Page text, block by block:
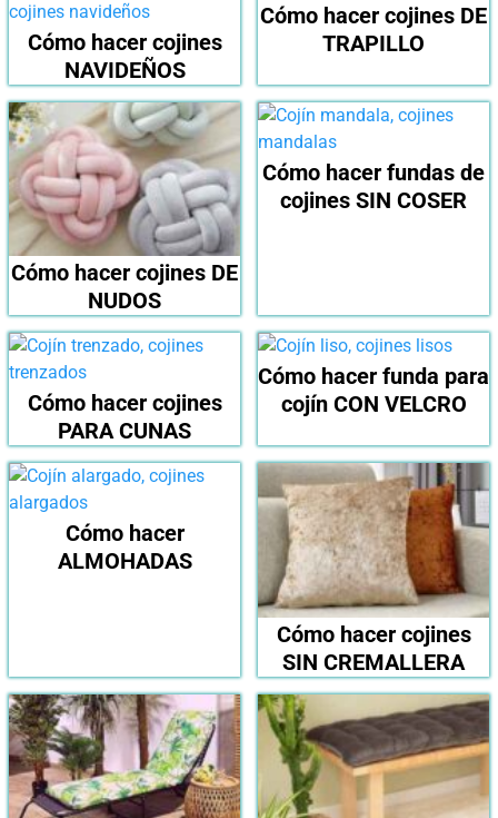
Cómo hacer cojines
NAVIDEÑOS
Cómo hacer cojines DE
TRAPILLO
Cómo hacer cojines DE
NUDOS
Cómo hacer fundas de
cojines SIN COSER
Cómo hacer cojines
PARA CUNAS
Cómo hacer funda para
cojín CON VELCRO
Cómo hacer
ALMOHADAS
Cómo hacer cojines
SIN CREMALLERA